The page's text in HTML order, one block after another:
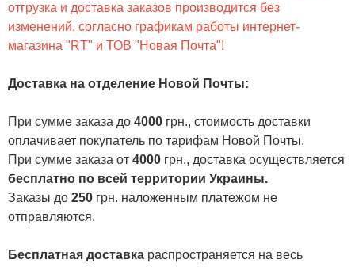
отгрузка и доставка заказов производится без
изменений, согласно графикам работы интернет-
магазина "RT" и ТОВ "Новая Почта"!
Доставка на отделение Новой Почты:
При сумме заказа до 4000 грн., стоимость доставки
оплачивает покупатель по тарифам Новой Почты.
При сумме заказа от 4000 грн., доставка осуществляется
бесплатно по всей территории Украины.
Заказы до 250 грн. наложенным платежом не
отправляются.
Бесплатная доставка распространяется на весь